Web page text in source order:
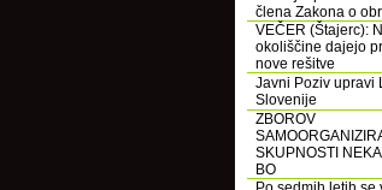
člena Zakona o
VEČER (Štajerc):
okoliščine dajejo
nove rešitve
Javni Poziv upravi
Slovenije
ZBOROV
SKUPNOSTI
BO